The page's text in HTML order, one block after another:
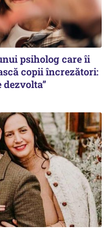
psiholog care îi
copii încrezători:
dezvolta”